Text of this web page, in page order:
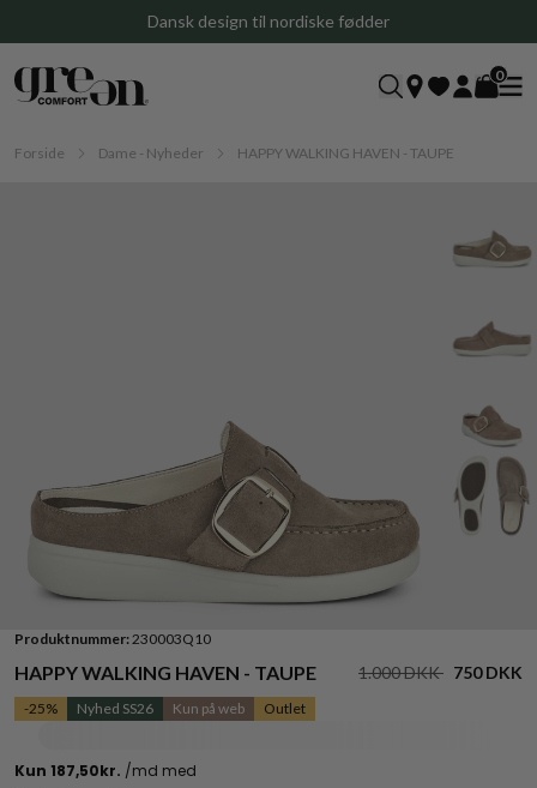
Gratis levering ved køb
0
Forside Dame - Nyheder HAPPY WALKING HAVEN - TAUPE
Produktnummer:230003Q10
HAPPY WALKING HAVEN - TAUPE 1.000 DKK 750 DKK
-25% Nyhed SS26 Kun på web Outlet